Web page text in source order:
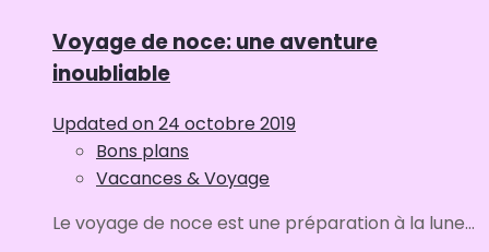
Voyage de noce: une aventure
inoubliable
Updated on24 octobre 2019
Bons plans
Vacances & Voyage
Le voyage de noce est une préparation à la lune...